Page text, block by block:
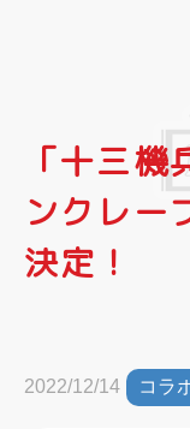
「十三
ンクレー
決定！
2022/12/14 コラ